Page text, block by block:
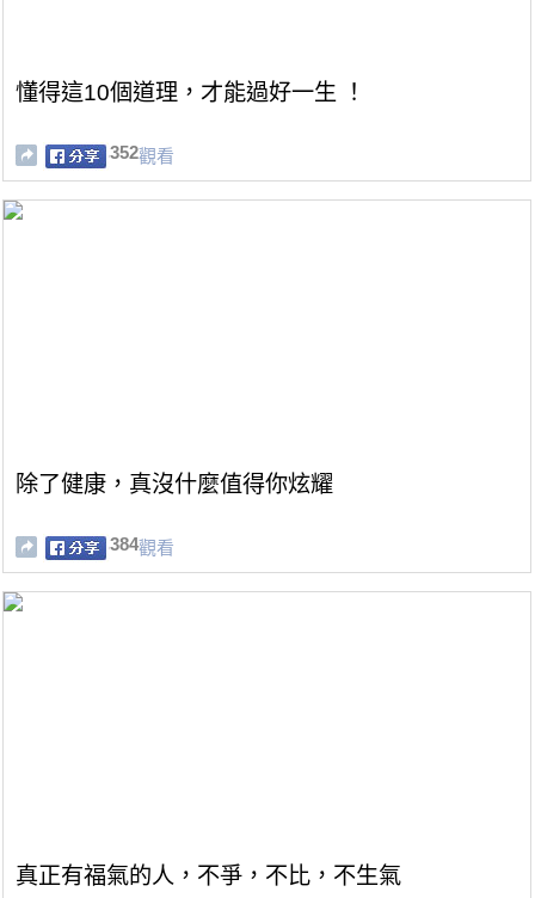
懂得這10個道理，才能過好一生 ！
352觀看
除了健康，真沒什麼值得你炫耀
384觀看
真正有福氣的人，不爭，不比，不生氣